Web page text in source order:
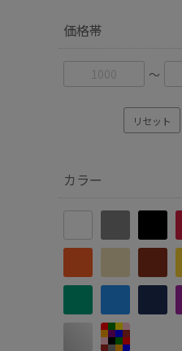
価格帯
〜
リセット
カラー